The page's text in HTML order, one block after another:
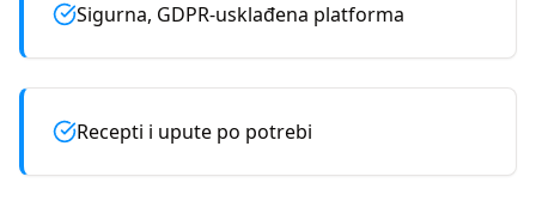
Sigurna, GDPR-usklađena platforma
Recepti i upute po potrebi